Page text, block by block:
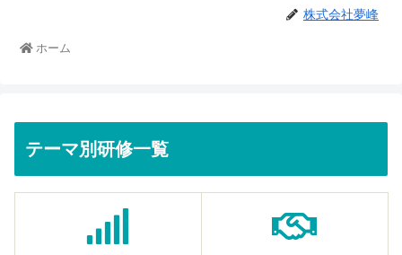
株式会社夢峰
ホーム
テーマ別研修一覧